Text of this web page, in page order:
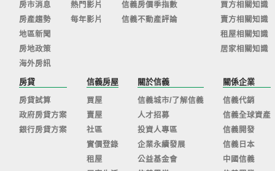
房市消息
房產趨勢
地區新聞
房地政策
海外房訊
熱門影片
每年影片
信義房價季指數
信義不動產評論
買方相關知識
賣方相關知識
租屋相關知識
居家相關知識
房貸
房貸試算
政府房貸方案
銀行房貸方案
信義房屋
買屋
賣屋
社區
實價登錄
租屋
關於信義
信義城市/了解信義
人才招募
投資人專區
企業永續發展
公益基金會
關係企業
信義代銷
信義全球資產
信義開發
信義日本
中國信義